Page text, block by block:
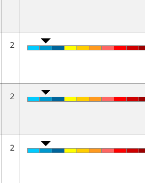
2
2
2